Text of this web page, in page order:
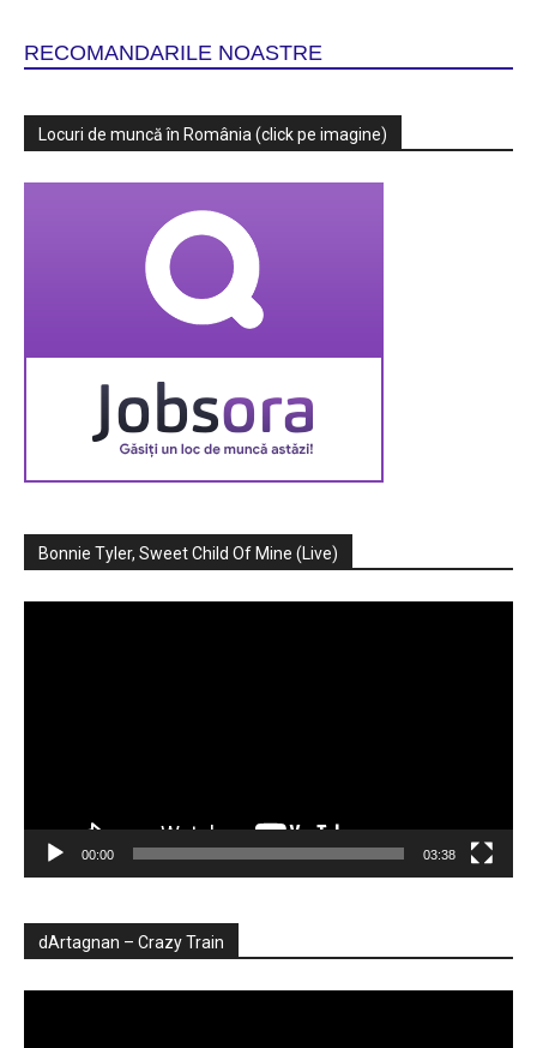
RECOMANDARILE NOASTRE
Locuri de muncă în România (click pe imagine)
Bonnie Tyler, Sweet Child Of Mine (Live)
00:00 03:38
dArtagnan – Crazy Train